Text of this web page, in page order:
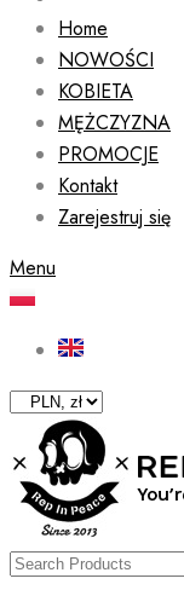
Home
NOWOŚCI
KOBIETA
MĘŻCZYZNA
PROMOCJE
Kontakt
Zarejestruj się
Menu